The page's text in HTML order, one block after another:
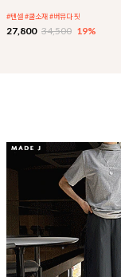
#텐셀 #쿨소재 #버뮤다 핏
27,800 34,500 19%